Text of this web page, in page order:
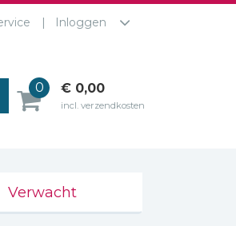
Inloggen
0 € 0,00
incl. verzendkosten
Verwacht